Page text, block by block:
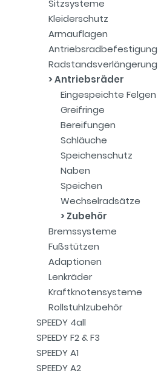
Sitzsysteme
Kleiderschutz
Armauflagen
Antriebsradbefestigung
Radstandsverlängerung
Antriebsräder
Eingespeichte Felgen
Greifringe
Bereifungen
Schläuche
Speichenschutz
Naben
Speichen
Wechselradsätze
Zubehör
Bremssysteme
Fußstützen
Adaptionen
Lenkräder
Kraftknotensysteme
Rollstuhlzubehör
SPEEDY 4all
SPEEDY F2 & F3
SPEEDY A1
SPEEDY A2